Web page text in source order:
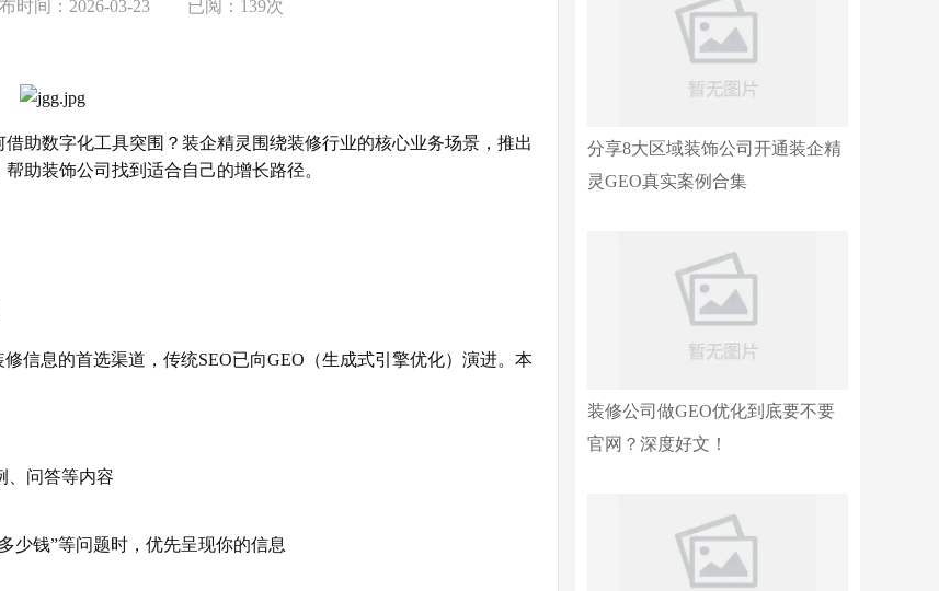
时间：2026-03-23 已阅：139次
助数字化工具突围？装企精灵围绕装修行业的核心业务场景，推出
助装饰公司找到适合自己的增长路径。
信息的首选渠道，传统SEO已向GEO（生成式引擎优化）演进。本
、问答等内容
少钱”等问题时，优先呈现你的信息
分享8大区域装饰公司开通装企精
灵GEO真实案例合集
装修公司做GEO优化到底要不要
官网？深度好文！